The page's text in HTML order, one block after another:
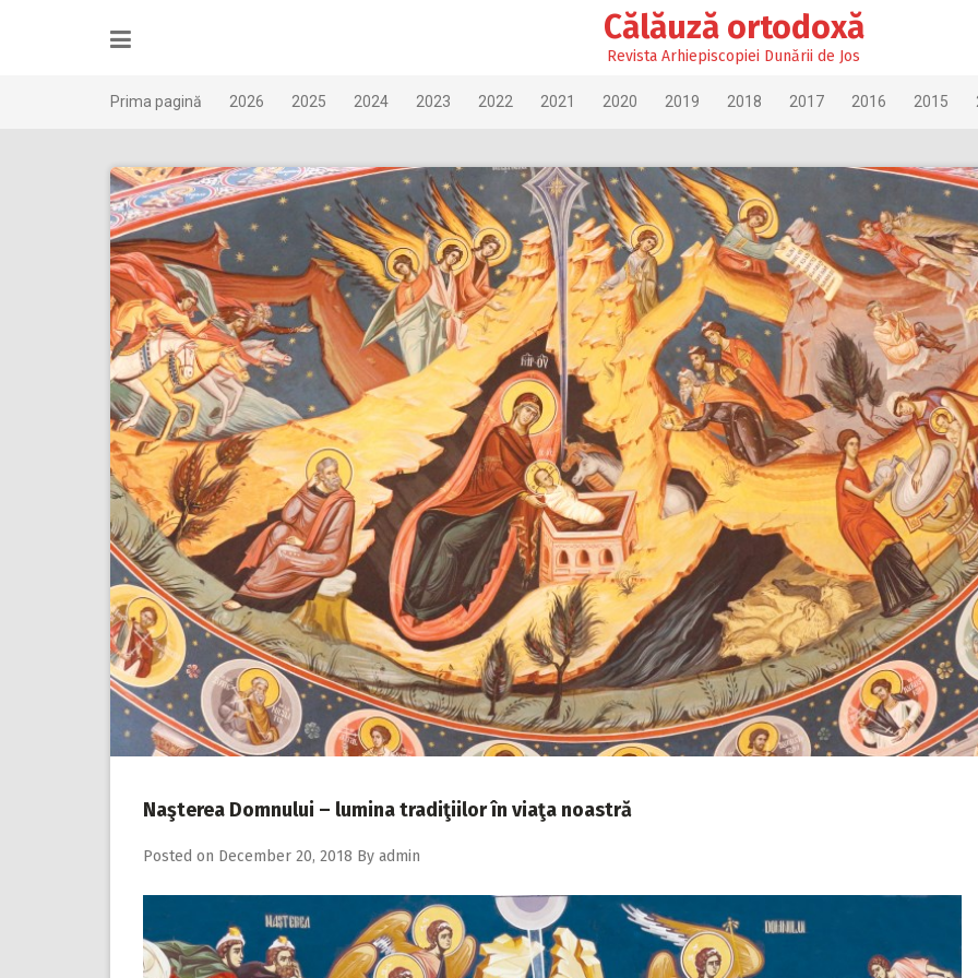
Călăuză ortodoxă
Revista Arhiepiscopiei Dunării de Jos
Prima pagină 2026 2025 2024 2023 2022 2021 2020 2019 2018 2017 2016 2015
Naşterea Domnului – lumina tradiţiilor în viaţa noastră
Posted on December 20, 2018 By admin